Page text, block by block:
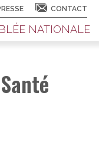
NATIONALE
CONTACT